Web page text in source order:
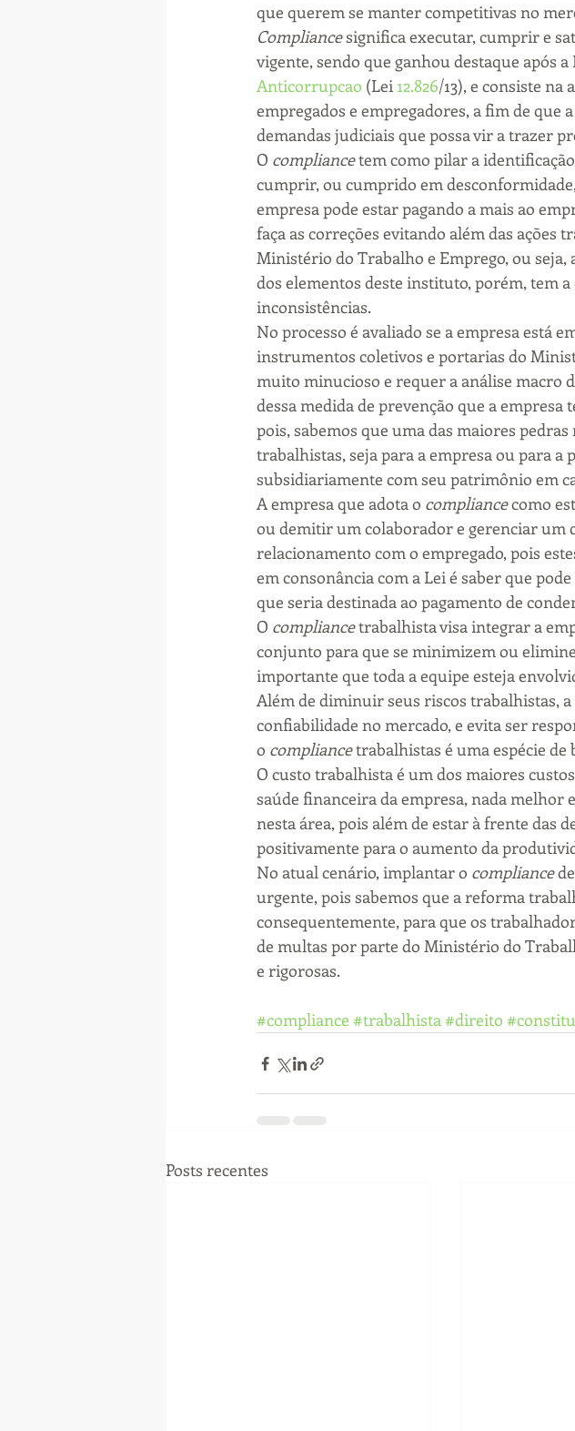
que querem se manter competitivas no
Compliance significa executar, cumprir e
vigente, sendo que ganhou destaque após
Anticorrupcao (Lei 12.826/13), e consiste na
empregados e empregadores, a fim de que
demandas judiciais que possa vir a trazer
O compliance tem como pilar a
cumprir, ou cumprido em
empresa pode estar pagando a mais ao
faça as correções evitando além das ações
Ministério do Trabalho e Emprego, ou
dos elementos deste instituto, porém, tem
inconsistências.
No processo é avaliado se a empresa está
instrumentos coletivos e portarias do
muito minucioso e requer a análise macro
dessa medida de prevenção que a
pois, sabemos que uma das maiores
trabalhistas, seja para a empresa ou para a
subsidiariamente com seu patrimônio em
A empresa que adota o compliance como
ou demitir um colaborador e gerenciar um
relacionamento com o empregado, pois
em consonância com a Lei é saber que
que seria destinada ao pagamento de
O compliance trabalhista visa integrar a
conjunto para que se minimizem ou
importante que toda a equipe esteja
Além de diminuir seus riscos trabalhistas,
confiabilidade no mercado, e evita ser
o compliance trabalhistas é uma espécie de
O custo trabalhista é um dos maiores
saúde financeira da empresa, nada melhor
nesta área, pois além de estar à frente das
positivamente para o aumento da
No atual cenário, implantar o compliance
urgente, pois sabemos que a reforma
consequentemente, para que os
de multas por parte do Ministério do
e rigorosas.
#compliance #trabalhista#direito
Posts recentes